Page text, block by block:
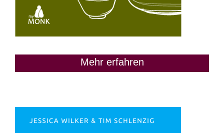
Mehr erfahren